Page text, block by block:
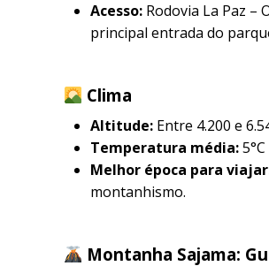
Acesso: Rodovia La Paz –
principal entrada do
Clima
Altitude: Entre 4.200 e
Temperatura média:
Melhor época para
montanhismo.
Montanha Sajama: